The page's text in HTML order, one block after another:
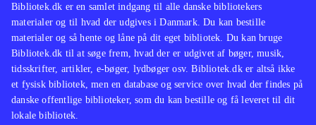
Bibliotek.dk er en samlet indgang til alle danske bibliotekers
materialer og til hvad der udgives i Danmark. Du kan bestille
materialer og så hente og låne på dit eget bibliotek. Du kan bruge
Bibliotek.dk til at søge frem, hvad der er udgivet af bøger, musik,
tidsskrifter, artikler, e-bøger, lydbøger osv. Bibliotek.dk er altså ikke
et fysisk bibliotek, men en database og service over hvad der findes på
danske offentlige biblioteker, som du kan bestille og få leveret til dit
lokale bibliotek.